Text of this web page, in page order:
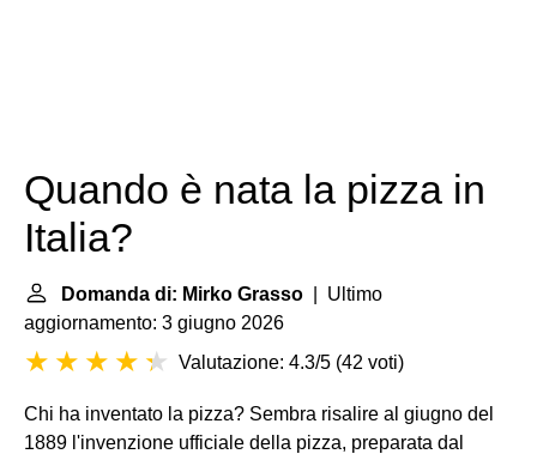
Quando è nata la pizza in
Italia?
Domanda di: Mirko Grasso | Ultimo
aggiornamento: 3 giugno 2026
Valutazione: 4.3/5 (42 voti)
Chi ha inventato la pizza? Sembra risalire al giugno del
1889 l'invenzione ufficiale della pizza, preparata dal